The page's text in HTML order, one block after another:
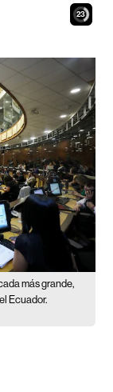
21
más grande,
Ecuador.